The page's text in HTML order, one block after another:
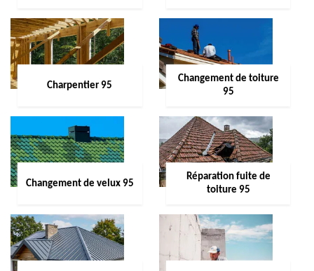
Charpentier 95
Changement de toiture
95
Changement de velux 95
Réparation fuite de
toiture 95